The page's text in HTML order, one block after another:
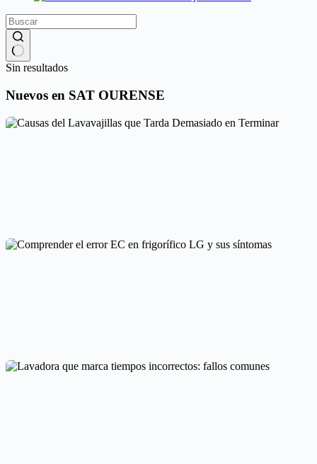
Sin resultados
Nuevos en SAT OURENSE
Causas del Lavavajillas que Tarda Demasiado en Terminar
Comprender el error EC en frigorífico LG y sus síntomas